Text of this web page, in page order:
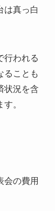
は真っ白
行われる
ることも
状況を含
。
会の費用